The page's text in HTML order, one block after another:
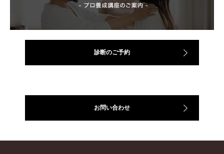
診断のご予約
お問い合わせ